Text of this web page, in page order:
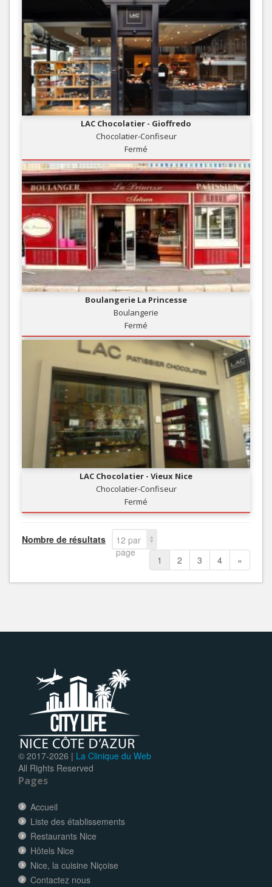
LAC Chocolatier - Gioffredo
Chocolatier-Confiseur
Fermé
Boulangerie La Princesse
Boulangerie
Fermé
LAC Chocolatier - Vieux Nice
Chocolatier-Confiseur
Fermé
Nombre de résultats
12 par
page
1 2 3 4 »
© 2017-2026 | La Clinique du Web
All Rights Reserved
Pages
Accueil
Liste des établissements
Restaurants Nice
Hôtels Nice
Nice, la cuisine Niçoise
Contactez nous